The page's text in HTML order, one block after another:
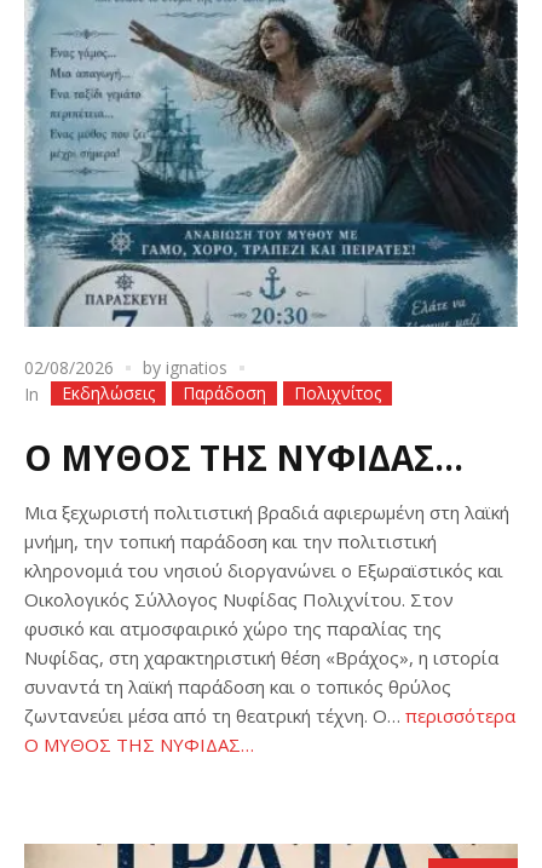
02/08/2026 by ignatios
In
Εκδηλώσεις Παράδοση Πολιχνίτος
Ο ΜΥΘΟΣ ΤΗΣ ΝΥΦΙΔΑΣ…
Μια ξεχωριστή πολιτιστική βραδιά αφιερωμένη στη λαϊκή
μνήμη, την τοπική παράδοση και την πολιτιστική
κληρονομιά του νησιού διοργανώνει ο Εξωραϊστικός και
Οικολογικός Σύλλογος Νυφίδας Πολιχνίτου. Στον
φυσικό και ατμοσφαιρικό χώρο της παραλίας της
Νυφίδας, στη χαρακτηριστική θέση «Βράχος», η ιστορία
συναντά τη λαϊκή παράδοση και ο τοπικός θρύλος
ζωντανεύει μέσα από τη θεατρική τέχνη. Ο… περισσότερα
Ο ΜΥΘΟΣ ΤΗΣ ΝΥΦΙΔΑΣ…